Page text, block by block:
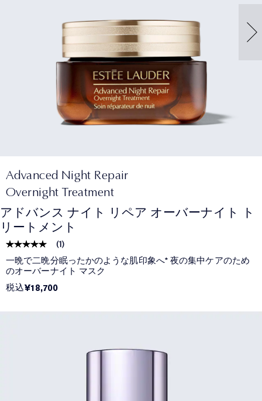
Advanced Night Repair
Overnight Treatment
アドバンス ナイト リペア オーバーナイト ト
リートメント
(1)
一晩で二晩分眠ったかのような肌印象へ* 夜の集中ケアのため
のオーバーナイト マスク
税込¥18,700